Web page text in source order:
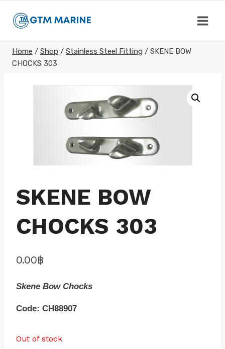
Home / Shop / Stainless Steel Fitting / SKENE BOW
CHOCKS 303
SKENE BOW
CHOCKS 303
0.00฿
Skene Bow Chocks
Code: CH88907
Out of stock